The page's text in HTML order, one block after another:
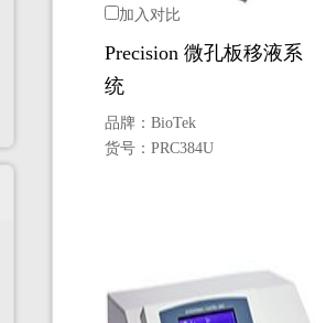
加入对比
Precision 微孔板移液系
统
品牌： BioTek
货号： PRC384U